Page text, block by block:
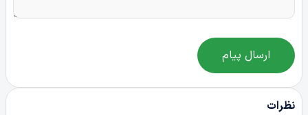
ارسال پیام
نظرات